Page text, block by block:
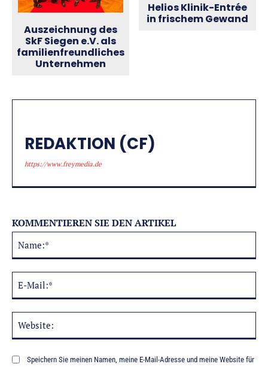
Auszeichnung des
SkF Siegen e.V. als
familienfreundliches
Unternehmen
Helios Klinik-Entrée
in frischem Gewand
REDAKTION (CF)
https://www.freymedia.de
KOMMENTIEREN SIE DEN ARTIKEL
Speichern Sie meinen Namen, meine E-Mail-Adresse und meine Website für